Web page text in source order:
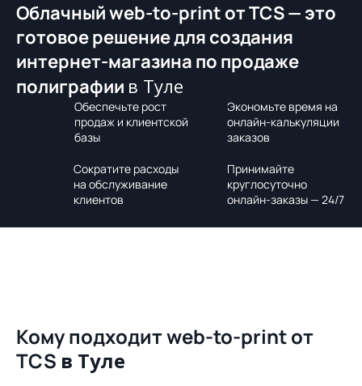
Облачный web-to-print от TCS — это
готовое решение для создания
интернет-магазина по продаже
полиграфии в Туле
Обеспечьте рост
продаж и клиентской
базы
Экономьте время на
онлайн-калькуляции
заказов
Сократите расходы
на обслуживание
клиентов
Принимайте
круглосуточно
онлайн-заказы — 24/7
Кому подходит web-to-print от
TCS в Туле